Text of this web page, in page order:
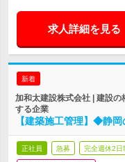
求人詳細を見る
新着
加和太建設株式会社 | 建設
する企業
【建築施工管理】◆静
正社員 急募 完全週休2日